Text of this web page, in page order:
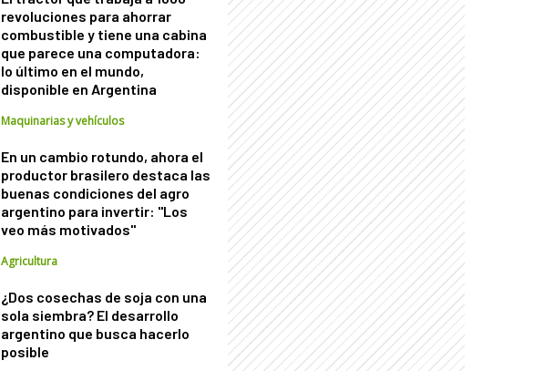
revoluciones para ahorrar
combustible y tiene una cabina
que parece una computadora:
lo último en el mundo,
disponible en Argentina
Maquinarias y vehículos
En un cambio rotundo, ahora el
productor brasilero destaca las
buenas condiciones del agro
argentino para invertir: "Los
veo más motivados"
Agricultura
¿Dos cosechas de soja con una
sola siembra? El desarrollo
argentino que busca hacerlo
posible